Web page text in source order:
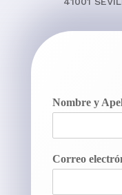
Nombre y
Correo